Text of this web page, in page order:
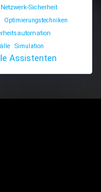
Netzwerk-Sicherheit
Optimierungstechniken
Simulation
Assistenten